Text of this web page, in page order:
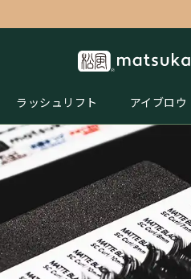
ラッシュリフト アイブロウ